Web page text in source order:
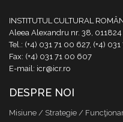
INSTITUTUL CULTURAL
Aleea Alexandru nr. 38,
Tel.: (+4) 031 71 00 627, (+4)
Fax: (+4) 031 71 00 607
E-mail: icr@icr.ro
DESPRE NOI
Misiune / Strategie /